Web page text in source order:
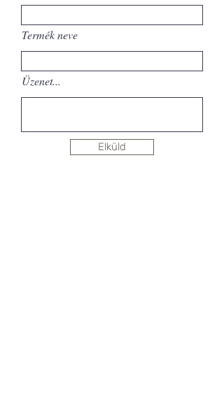
Termék neve
Üzenet...
Elküld